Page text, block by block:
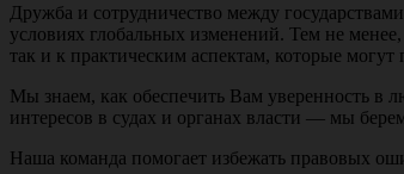
Дружба и сотрудничество между
условиях глобальных изменений. Тем не
так и к практическим аспектам, которые
Мы знаем, как обеспечить Вам уверенность в
интересов в судах и органах власти — мы
Наша команда помогает избежать правовых